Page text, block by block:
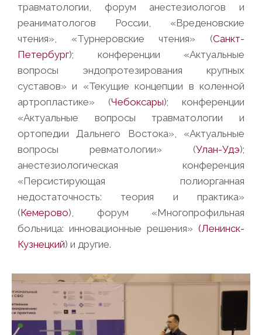
травматологии, форум анестезиологов и
реаниматологов России, «Вреденовские
чтения», «Турнеровские чтения» (Санкт-
Петербург); конференции «Актуальные
вопросы эндопротезирования крупных
суставов» и «Текущие концепции в коленной
артропластике» (Чебоксары); конференции
«Актуальные вопросы травматологии и
ортопедии Дальнего Востока», «Актуальные
вопросы ревматологии» (Улан-Удэ);
анестезиологическая конференция
«Персистирующая полиорганная
недостаточность: теория и практика»
(Кемерово), форум «Многопрофильная
больница: инновационные решения» (Ленинск-
Кузнецкий) и другие.